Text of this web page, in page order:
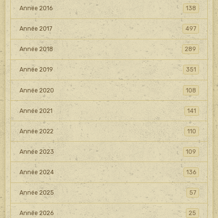
Année 2016 138
Année 2017 497
Année 2018 289
Année 2019 351
Année 2020 108
Année 2021 141
Année 2022 110
Année 2023 109
Année 2024 136
Année 2025 57
Année 2026 25